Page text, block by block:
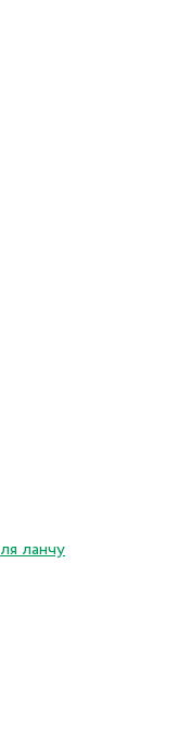
ланчу